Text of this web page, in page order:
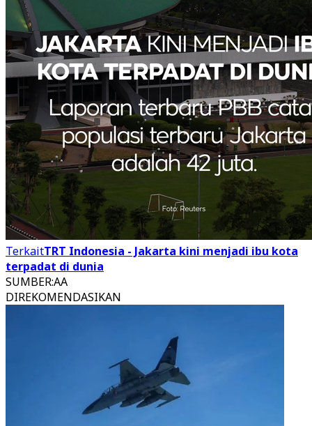
TerkaitTRT Indonesia - Jakarta kini menjadi ibu kota
terpadat di dunia
SUMBER:AA
DIREKOMENDASIKAN